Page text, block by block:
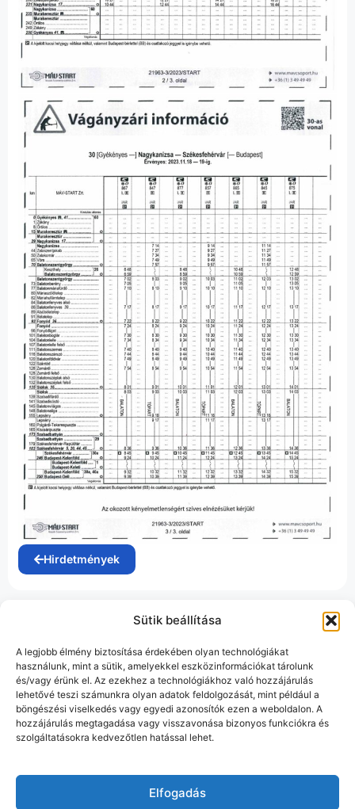
Sütik beállítása
A legjobb élmény biztosítása érdekében olyan technológiákat
használunk, mint a sütik, amelyekkel eszközinformációkat tárolunk
és/vagy érünk el. Az ezekhez a technológiákhoz való hozzájárulás
lehetővé teszi számunkra olyan adatok feldolgozását, mint például a
böngészési viselkedés vagy egyedi azonosítók ezen a weboldalon. A
hozzájárulás megtagadása vagy visszavonása bizonyos funkciókra és
szolgáltatásokra kedvezőtlen hatással lehet.
Elfogadás
Hirdetmények